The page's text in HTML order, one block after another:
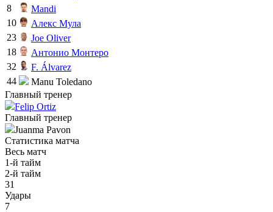
8
Mandi
10
Алекс Мула
23
Joe Oliver
18
Антонио Монтеро
32
F. Álvarez
44
Manu Toledano
Главный тренер
Felip Ortiz
Главный тренер
Juanma Pavon
Статистика матча
Весь матч
1-й тайм
2-й тайм
31
Удары
7